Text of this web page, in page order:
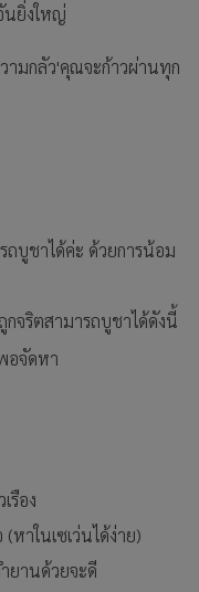
ยิ่งใหญ่
ามกลัว'คุณจะก้าวผ่านทุก
บูชาได้ค่ะ ด้วยการน้อม
จริตสามารถบูชาได้ดังนี้
อจัดหา
รือง
าในเซเว่นได้ง่าย)
ยานด้วยจะดี